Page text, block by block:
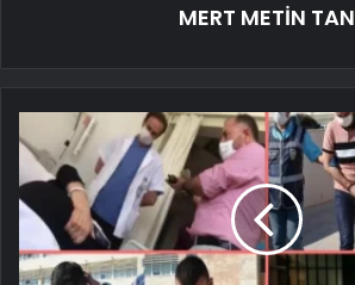
MERT METİN TAN